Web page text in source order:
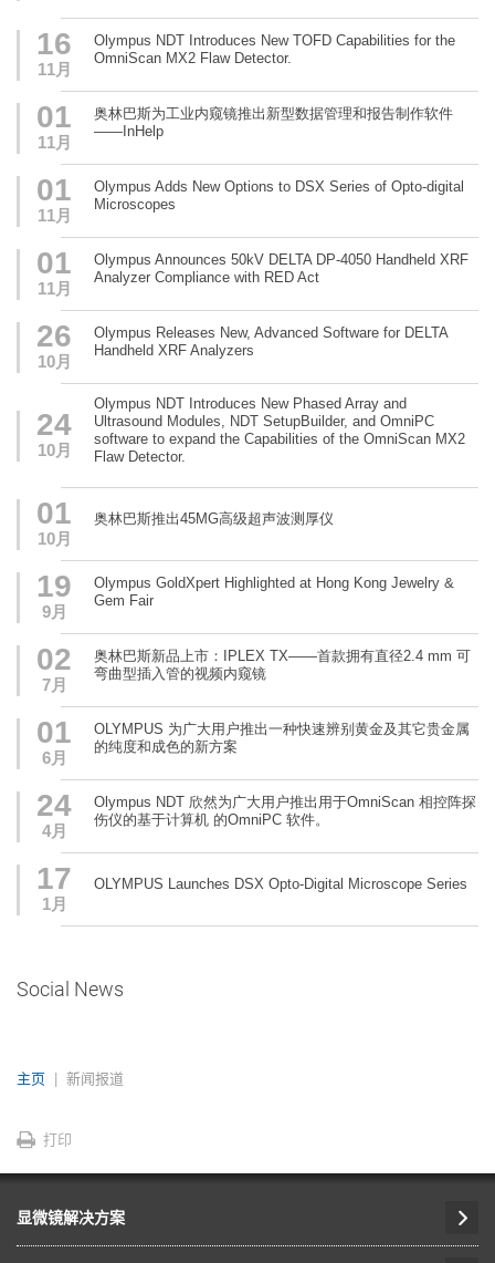
16
11月
Olympus NDT Introduces New TOFD Capabilities for the
OmniScan MX2 Flaw Detector.
01
11月
奥林巴斯为工业内窥镜推出新型数据管理和报告制作软件
——InHelp
01
11月
Olympus Adds New Options to DSX Series of Opto-digital
Microscopes
01
11月
Olympus Announces 50kV DELTA DP-4050 Handheld XRF
Analyzer Compliance with RED Act
26
10月
Olympus Releases New, Advanced Software for DELTA
Handheld XRF Analyzers
24
10月
Olympus NDT Introduces New Phased Array and
Ultrasound Modules, NDT SetupBuilder, and OmniPC
software to expand the Capabilities of the OmniScan MX2
Flaw Detector.
01
10月
奥林巴斯推出45MG高级超声波测厚仪
19
9月
Olympus GoldXpert Highlighted at Hong Kong Jewelry &
Gem Fair
02
7月
奥林巴斯新品上市：IPLEX TX——首款拥有直径2.4 mm 可
弯曲型插入管的视频内窥镜
01
6月
OLYMPUS 为广大用户推出一种快速辨别黄金及其它贵金属
的纯度和成色的新方案
24
4月
Olympus NDT 欣然为广大用户推出用于OmniScan 相控阵探
伤仪的基于计算机 的OmniPC 软件。
17
1月
OLYMPUS Launches DSX Opto-Digital Microscope Series
Social News
主页 新闻报道
打印
显微镜解决方案